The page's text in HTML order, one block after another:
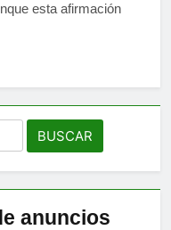
esta afirmación
anuncios